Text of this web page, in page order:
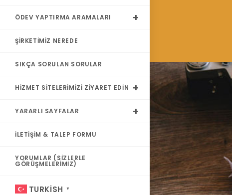
ÖDEV YAPTIRMA ARAMALARI
ŞIRKETIMIZ NEREDE
SIKÇA SORULAN SORULAR
HIZMET SITELERIMIZI ZIYARET EDIN
YARARLI SAYFALAR
İLETIŞIM & TALEP FORMU
YORUMLAR (SIZLERLE
GÖRÜŞMELERIMIZ)
TURKISH ▼